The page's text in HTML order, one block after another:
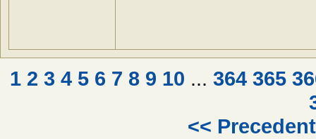
1 2 3 4 5 6 7 8 9 10 ... 364 365
<<